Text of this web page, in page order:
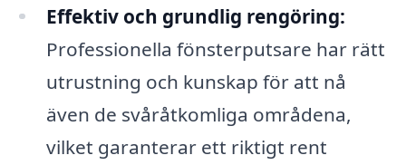
Effektiv och grundlig rengöring:
Professionella fönsterputsare har rätt
utrustning och kunskap för att nå
även de svåråtkomliga områdena,
vilket garanterar ett riktigt rent